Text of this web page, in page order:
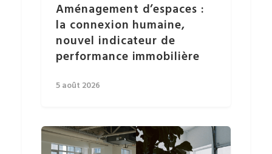
Aménagement d’espaces :
la connexion humaine,
nouvel indicateur de
performance immobilière
5 août 2026